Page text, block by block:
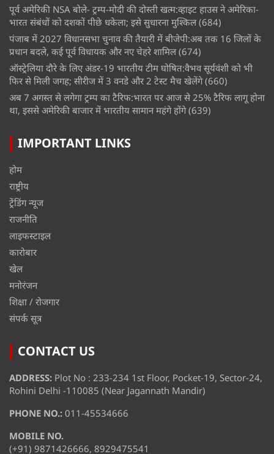
पूर्व अमेरिकी NSA बोले- ट्रम्प-मोदी की दोस्ती खत्म:व्हाइट हाउस ने अमेरिका-
भारत संबंधों को दशकों पीछे धकेला; इसे सुधारना मुश्किल (684)
पंजाब में 2027 विधानसभा चुनाव की तैयारी में बीजेपी:अब तक 16 जिलों के
प्रधान बदले, कई पूर्व विधायक और नए चेहरे शामिल (674)
ऑस्ट्रेलिया दौरे के लिए अंडर-19 भारतीय टीम घोषित:वैभव सूर्यवंशी को भी
फिर से मिली जगह; सीरीज में 3 वनडे और 2 टेस्ट मैच खेलेंगे (660)
अब 7 अगस्त से लगेगा ट्रम्प का टैरिफ:भारत पर आज से 25% टैरिफ लागू होना
था, इससे अमेरिकी बाजार में भारतीय सामान महंगे होंगे (639)
IMPORTANT LINKS
होम
राष्ट्रीय
ट्रेंडिंग न्यूज
राजनीति
लाइफस्टाइल
कारोबार
खेल
मनोरंजन
शिक्षा / रोजगार
संपर्क सूत्र
CONTACT US
ADDRESS: Plot No : 233-234 1st Floor, Pocket-19, Sector-24,
Rohini Delhi -110085 (Near Jagannath Mandir)
PHONE NO.: 011-45534666
MOBILE NO.
(+91) 9871426666, 8929475541